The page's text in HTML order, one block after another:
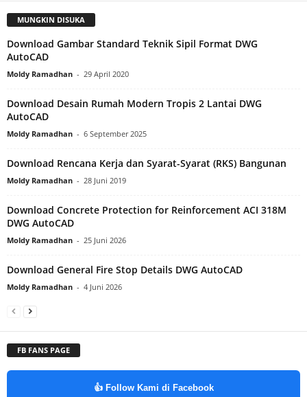
MUNGKIN DISUKA
Download Gambar Standard Teknik Sipil Format DWG
AutoCAD
Moldy Ramadhan - 29 April 2020
Download Desain Rumah Modern Tropis 2 Lantai DWG
AutoCAD
Moldy Ramadhan - 6 September 2025
Download Rencana Kerja dan Syarat-Syarat (RKS) Bangunan
Moldy Ramadhan - 28 Juni 2019
Download Concrete Protection for Reinforcement ACI 318M
DWG AutoCAD
Moldy Ramadhan - 25 Juni 2026
Download General Fire Stop Details DWG AutoCAD
Moldy Ramadhan - 4 Juni 2026
FB FANS PAGE
👍 Follow Kami di Facebook